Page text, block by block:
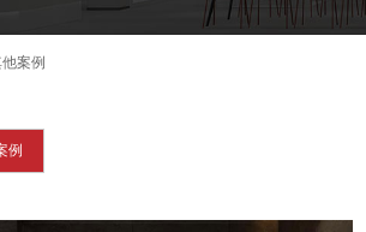
案例
例